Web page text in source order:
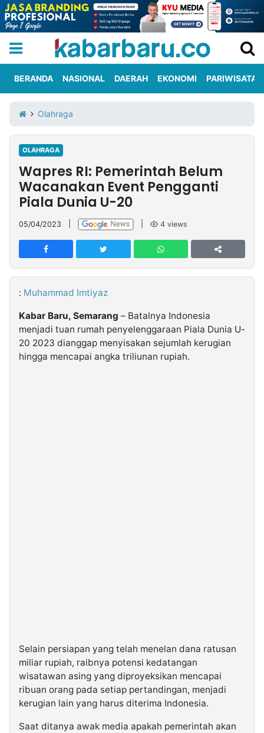
Iklan
Berita
Kami
Nasional
International
Olahraga
Entertainment
Daerah
Pariwisata
Kuliner
Kolom
Network
PT
TREETAN
INDONESIA
Partner
Insight
NTB
Suara
Time
Lens
IDN
Daily
Jogja
Jalan
Rakyat
Idealita
News
Kita
Notice
Dinamikapost.com
Radar
Baru
Seedbacklink
BERANDA NASIONAL DAERAH EKONOMI PARIWISATA
Olahraga
OLAHRAGA
Wapres RI: Pemerintah Belum
Wacanakan Event Pengganti
Piala Dunia U-20
05/04/2023 4 views
: Muhammad Imtiyaz
Kabar Baru, Semarang – Batalnya Indonesia
menjadi tuan rumah penyelenggaraan Piala Dunia U-
20 2023 dianggap menyisakan sejumlah kerugian
hingga mencapai angka triliunan rupiah.
Selain persiapan yang telah menelan dana ratusan
miliar rupiah, raibnya potensi kedatangan
wisatawan asing yang diproyeksikan mencapai
ribuan orang pada setiap pertandingan, menjadi
kerugian lain yang harus diterima Indonesia.
Saat ditanya awak media apakah pemerintah akan